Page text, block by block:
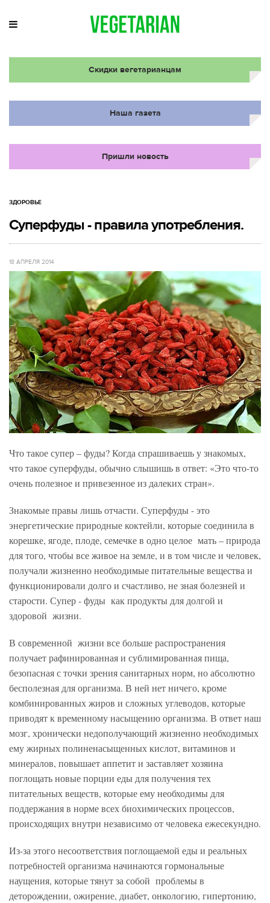
Скидки вегетарианцам
Наша газета
Пришли новость
ЗДОРОВЬЕ
Суперфуды - правила употребления.
18 АПРЕЛЯ 2014
Что такое супер – фуды? Когда спрашиваешь у знакомых,
что такое суперфуды, обычно слышишь в ответ: «Это что-то
очень полезное и привезенное из далеких стран».
Знакомые правы лишь отчасти. Суперфуды - это
энергетические природные коктейли, которые соединила в
корешке, ягоде, плоде, семечке в одно целое мать – природа
для того, чтобы все живое на земле, и в том числе и человек,
получали жизненно необходимые питательные вещества и
функционировали долго и счастливо, не зная болезней и
старости. Супер - фуды как продукты для долгой и
здоровой жизни.
В современной жизни все больше распространения
получает рафинированная и сублимированная пища,
безопасная с точки зрения санитарных норм, но абсолютно
бесполезная для организма. В ней нет ничего, кроме
комбинированных жиров и сложных углеводов, которые
приводят к временному насыщению организма. В ответ наш
мозг, хронически недополучающий жизненно необходимых
ему жирных полиненасыщенных кислот, витаминов и
минералов, повышает аппетит и заставляет хозяина
поглощать новые порции еды для получения тех
питательных веществ, которые ему необходимы для
поддержания в норме всех биохимических процессов,
происходящих внутри независимо от человека ежесекундно.
Из-за этого несоответствия поглощаемой еды и реальных
потребностей организма начинаются гормональные
наущения, которые тянут за собой проблемы в
деторождении, ожирение, диабет, онкологию, гипертонию,